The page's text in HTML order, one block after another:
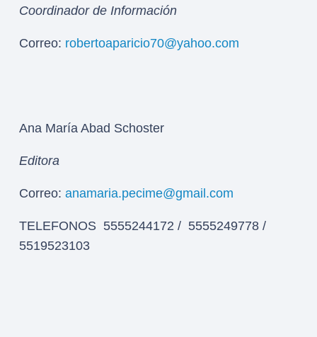
Coordinador de Información
Correo: robertoaparicio70@yahoo.com
Ana María Abad Schoster
Editora
Correo: anamaria.pecime@gmail.com
TELEFONOS 5555244172 / 5555249778 /
5519523103